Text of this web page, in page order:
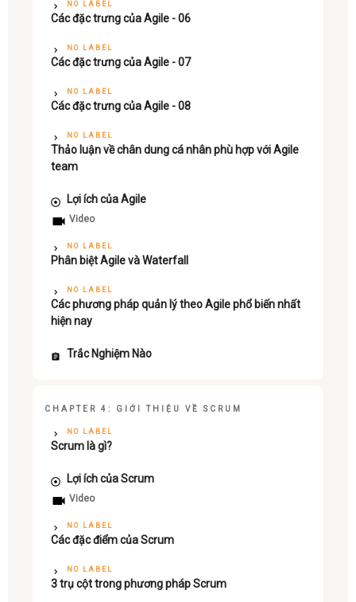
NO LABEL
Các đặc trưng của Agile - 06
NO LABEL
Các đặc trưng của Agile - 07
NO LABEL
Các đặc trưng của Agile - 08
NO LABEL
Thảo luận về chân dung cá nhân phù hợp với Agile
team
Lợi ích của Agile
Video
NO LABEL
Phân biệt Agile và Waterfall
NO LABEL
Các phương pháp quản lý theo Agile phổ biến nhất
hiện nay
Trắc Nghiệm Nào
CHAPTER 4: GIỚI THIỆU VỀ SCRUM
NO LABEL
Scrum là gì?
Lợi ích của Scrum
Video
NO LABEL
Các đặc điểm của Scrum
NO LABEL
3 trụ cột trong phương pháp Scrum